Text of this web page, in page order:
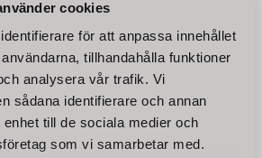
cookies
för att anpassa innehållet
tillhandahålla funktioner
analysera vår trafik. Vi
sådana identifierare och annan
till de sociala medier och
som vi samarbetar med.
är den
för
Vår traktorhäckklipp THS-180
är idealisk för regelbundet
underhåll av häckar och
kommunala och
jordbrukssektorn.
31 000
KÖP